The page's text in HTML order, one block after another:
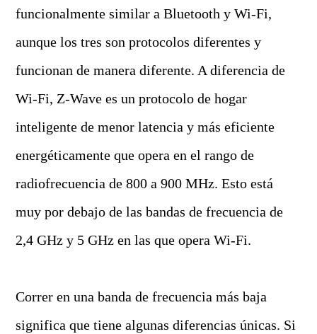
funcionalmente similar a Bluetooth y Wi-Fi,
aunque los tres son protocolos diferentes y
funcionan de manera diferente. A diferencia de
Wi-Fi, Z-Wave es un protocolo de hogar
inteligente de menor latencia y más eficiente
energéticamente que opera en el rango de
radiofrecuencia de 800 a 900 MHz. Esto está
muy por debajo de las bandas de frecuencia de
2,4 GHz y 5 GHz en las que opera Wi-Fi.
Correr en una banda de frecuencia más baja
significa que tiene algunas diferencias únicas. Si